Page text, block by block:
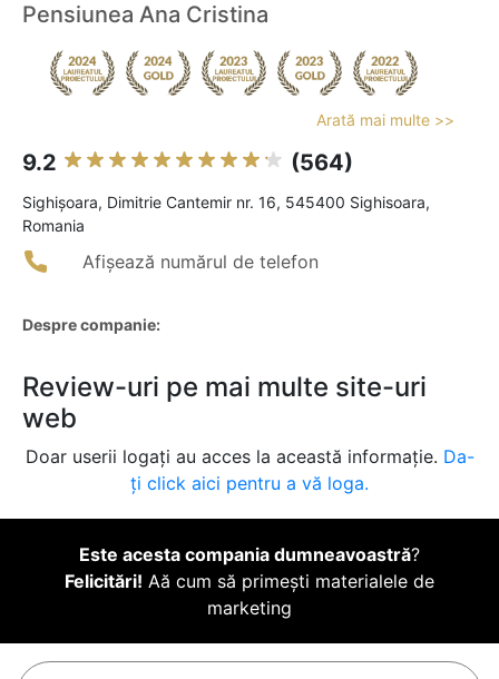
Pensiunea Ana Cristina
Arată mai multe >>
9.2 (564)
Sighişoara, Dimitrie Cantemir nr. 16, 545400 Sighisoara,
Romania
Afișează numărul de telefon
Despre companie:
Review-uri pe mai multe site-uri
web
Doar userii logați au acces la această informație. Da-
ți click aici pentru a vă loga.
Este acesta compania dumneavoastră?
Felicitări! Aă cum să primești materialele de
marketing